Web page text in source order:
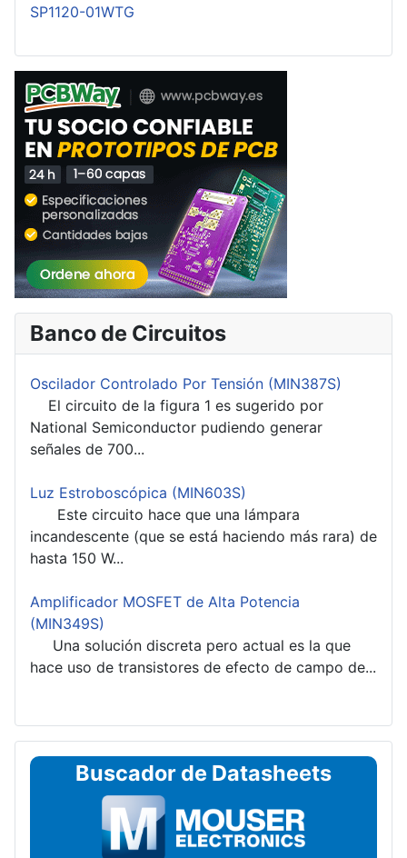
SP1120-01WTG
Banco de Circuitos
Oscilador Controlado Por Tensión (MIN387S)
El circuito de la figura 1 es sugerido por
National Semiconductor pudiendo generar
señales de 700...
Luz Estroboscópica (MIN603S)
Este circuito hace que una lámpara
incandescente (que se está haciendo más rara) de
hasta 150 W...
Amplificador MOSFET de Alta Potencia
(MIN349S)
Una solución discreta pero actual es la que
hace uso de transistores de efecto de campo de...
Buscador de Datasheets